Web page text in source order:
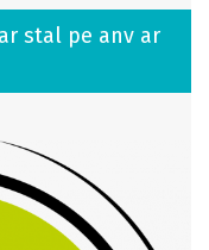
stal pe anv ar